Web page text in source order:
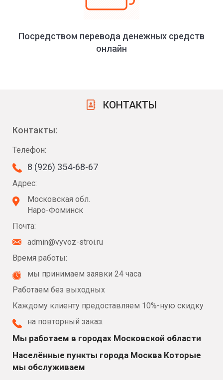
Посредством перевода денежных средств
онлайн
КОНТАКТЫ
Контакты:
Телефон:
8 (926) 354-68-67
Адрес:
Московская обл.
Наро-Фоминск
Почта:
admin@vyvoz-stroi.ru
Время работы:
мы принимаем заявки 24 часа
Работаем без выходных
Каждому клиенту предоставляем 10%-ную скидку
на повторный заказ.
Мы работаем в городах Московской области
Населённые пункты города Москва Которые
мы обслуживаем